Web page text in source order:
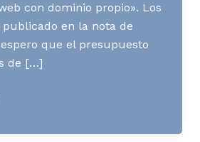
con dominio propio». Los
en la nota de
espero que el presupuesto
de […]